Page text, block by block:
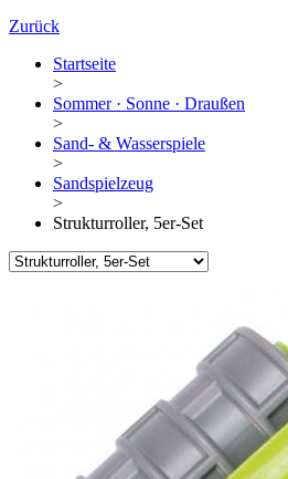
Zurück
Startseite
>
Sommer · Sonne · Draußen
>
Sand- & Wasserspiele
>
Sandspielzeug
>
Strukturroller, 5er-Set